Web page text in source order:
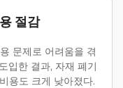
절감
문제로 어려움을 겪
입한 결과, 자재 폐기
용도 크게 낮아졌다.